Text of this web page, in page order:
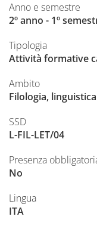
Anno e semestre
2º anno - 1º
Tipologia
Attività formative
Ambito
Filologia,
SSD
L-FIL-LET/04
Presenza
No
Lingua
ITA